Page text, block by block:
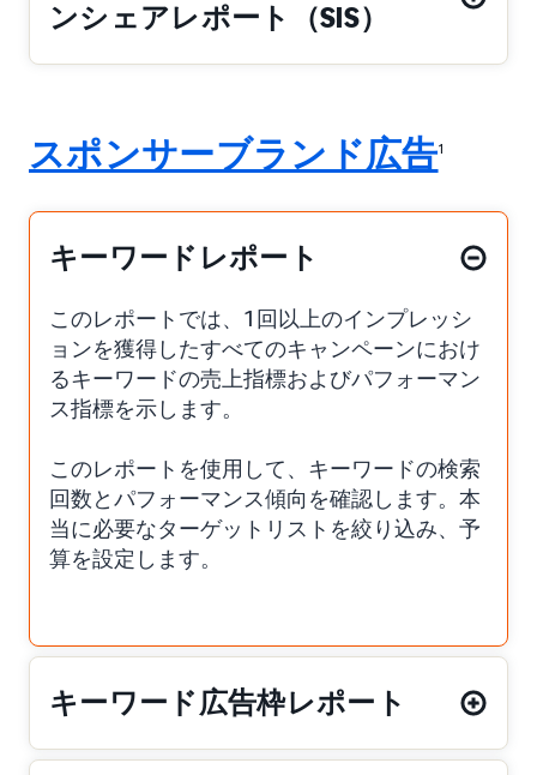
ンシェアレポート（SIS）
スポンサーブランド広告1
キーワードレポート
このレポートでは、1回以上のインプレッシ
ョンを獲得したすべてのキャンペーンにおけ
るキーワードの売上指標およびパフォーマン
ス指標を示します。
このレポートを使用して、キーワードの検索
回数とパフォーマンス傾向を確認します。本
当に必要なターゲットリストを絞り込み、予
算を設定します。
キーワード広告枠レポート